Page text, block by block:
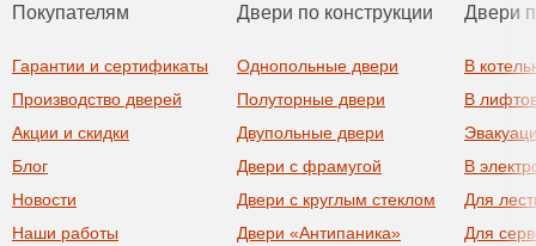
Покупателям
Гарантии и сертификаты
Производство дверей
Акции и скидки
Блог
Новости
Наши работы
Двери по конструкции
Однопольные двери
Полуторные двери
Двупольные двери
Двери с фрамугой
Двери с круглым стеклом
Двери «Антипаника»
Двери
В
В
В
Для
Для